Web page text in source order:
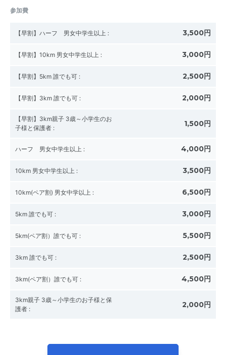
参加費
【早割】ハーフ 男女中学生以上 : 3,500円
【早割】10km 男女中学生以上 : 3,000円
【早割】5km 誰でも可 : 2,500円
【早割】3km 誰でも可 : 2,000円
【早割】3km親子 3歳～小学生のお
子様と保護者 : 1,500円
ハーフ 男女中学生以上 : 4,000円
10km 男女中学生以上 : 3,500円
10km(ペア割) 男女中学以上 : 6,500円
5km 誰でも可 : 3,000円
5km(ペア割）誰でも可 : 5,500円
3km 誰でも可 : 2,500円
3km(ペア割）誰でも可 : 4,500円
3km親子 3歳～小学生のお子様と保
護者 : 2,000円